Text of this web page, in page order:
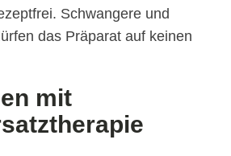
Schwangere und
das Präparat auf keinen
mit